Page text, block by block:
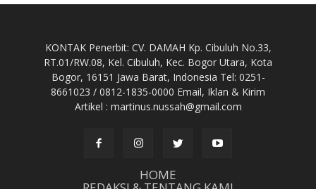
KONTAK Penerbit: CV. DAMAH Kp. Cibuluh No.33,
RT.01/RW.08, Kel. Cibuluh, Kec. Bogor Utara, Kota
Bogor, 16151 Jawa Barat, Indonesia Tel: 0251-
8661023 / 0812-1835-0000 Email, Iklan & Kirim
Artikel : martinus.nussah@gmail.com
HOME